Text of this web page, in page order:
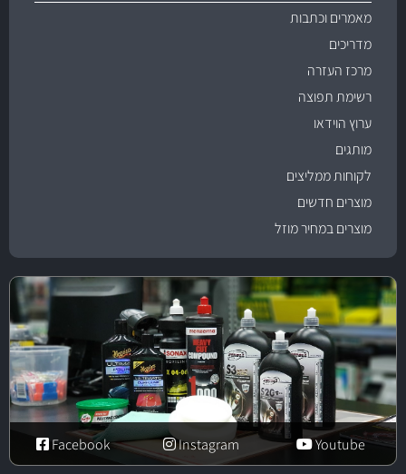
מאמרים וכתבות
מדריכים
מרכז העזרה
רשימת תפוצה
ערוץ הוידאו
מותגים
לקוחות ממליצים
מוצרים חדשים
מוצרים במחיר מוזל
Youtube
Instagram
Facebook